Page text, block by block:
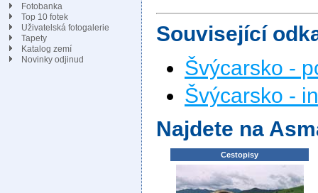
Fotobanka
Top 10 fotek
Uživatelská fotogalerie
Tapety
Katalog zemí
Novinky odjinud
Související
Švýcarsko -
Švýcarsko -
Najdete na
Cestopisy